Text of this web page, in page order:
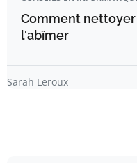
Comment nettoyer
l'abîmer
Sarah Leroux